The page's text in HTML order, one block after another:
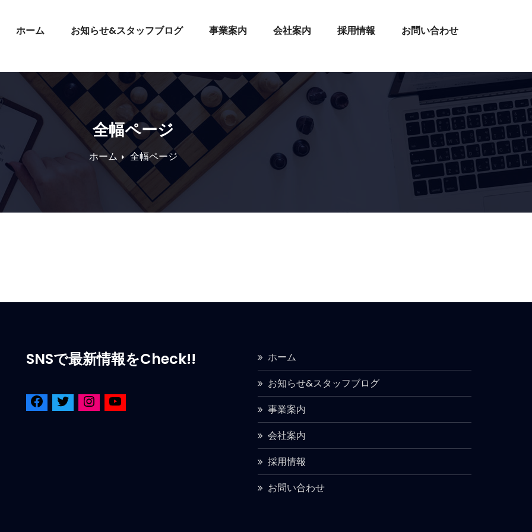
ホーム お知らせ&スタッフブログ 事業案内 会社案内 採用情報 お問い合わせ
全幅ページ
ホーム 全幅ページ
SNSで最新情報をCheck!!
ホーム
お知らせ&スタッフブログ
事業案内
会社案内
採用情報
お問い合わせ